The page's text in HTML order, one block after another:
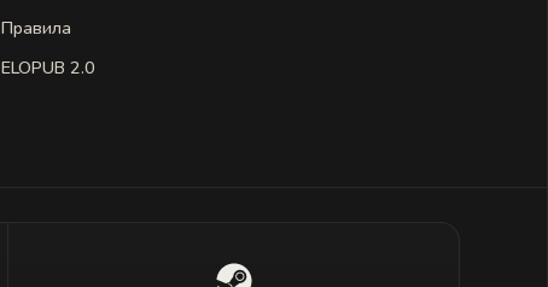
Правила
ELOPUB 2.0